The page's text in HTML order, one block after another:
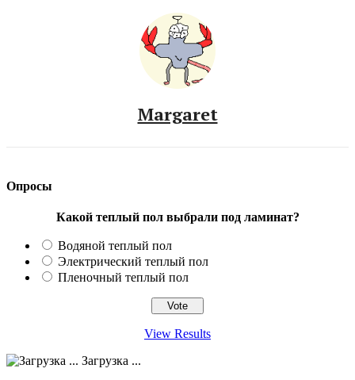
Margaret
Опросы
Какой теплый пол выбрали под ламинат?
Водяной теплый пол
Электрический теплый пол
Пленочный теплый пол
View Results
Загрузка ...